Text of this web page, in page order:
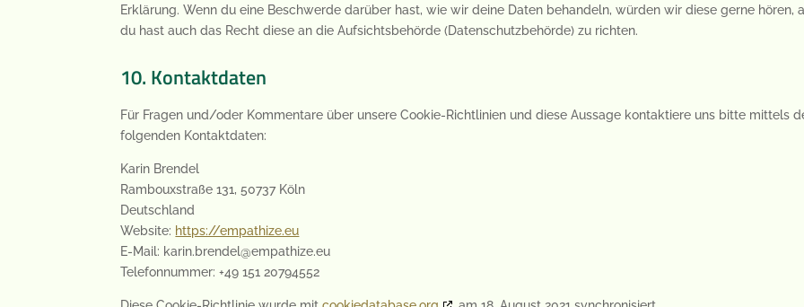
Erklärung. Wenn du eine Beschwerde darüber hast, wie wir deine Daten behandeln, würden wir diese gerne hören,
du hast auch das Recht diese an die Aufsichtsbehörde (Datenschutzbehörde) zu richten.
10. Kontaktdaten
Für Fragen und/oder Kommentare über unsere Cookie-Richtlinien und diese Aussage kontaktiere uns bitte mittels
folgenden Kontaktdaten:
Karin Brendel
Rambouxstraße 131, 50737 Köln
Deutschland
Website: https://empathize.eu
E-Mail: karin.brendel@empathize.eu
Telefonnummer: +49 151 20794552